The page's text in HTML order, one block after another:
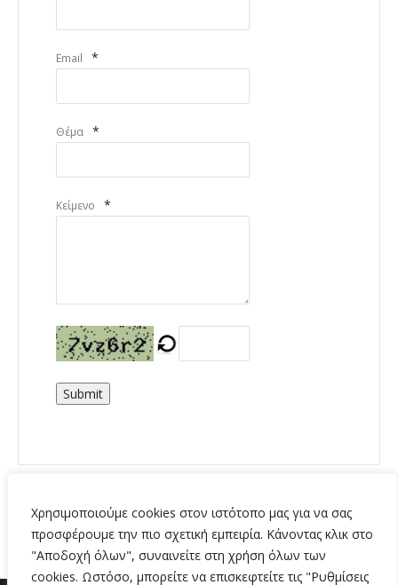
Χρησιμοποιούμε cookies στον ιστότοπο μας για να σας
προσφέρουμε την πιο σχετική εμπειρία. Κάνοντας κλικ στο
"Αποδοχή όλων", συναινείτε στη χρήση όλων των
cookies. Ωστόσο, μπορείτε να επισκεφτείτε τις "Ρυθμίσεις
Email *
Θέμα *
Κείμενο *
Submit